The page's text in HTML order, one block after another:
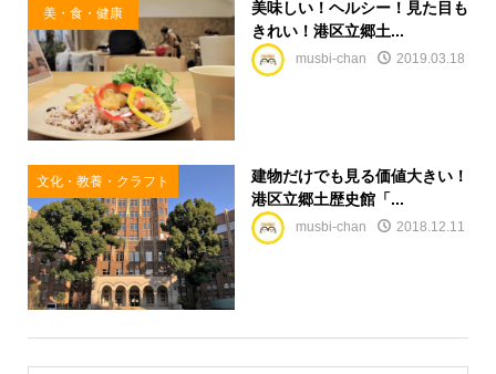
美・食・健康
美味しい！ヘルシー！見た目も
きれい！港区立郷土...
musbi-chan 2019.03.18
文化・教養・クラフト
建物だけでも見る価値大きい！
港区立郷土歴史館「...
musbi-chan 2018.12.11